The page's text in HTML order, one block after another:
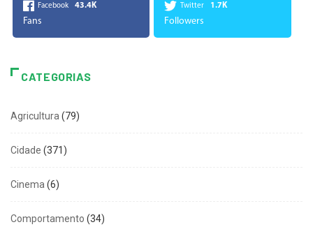
Facebook 43.4K
Fans
Twitter 1.7K
Followers
CATEGORIAS
Agricultura(79)
Cidade (371)
Cinema(6)
Comportamento (34)